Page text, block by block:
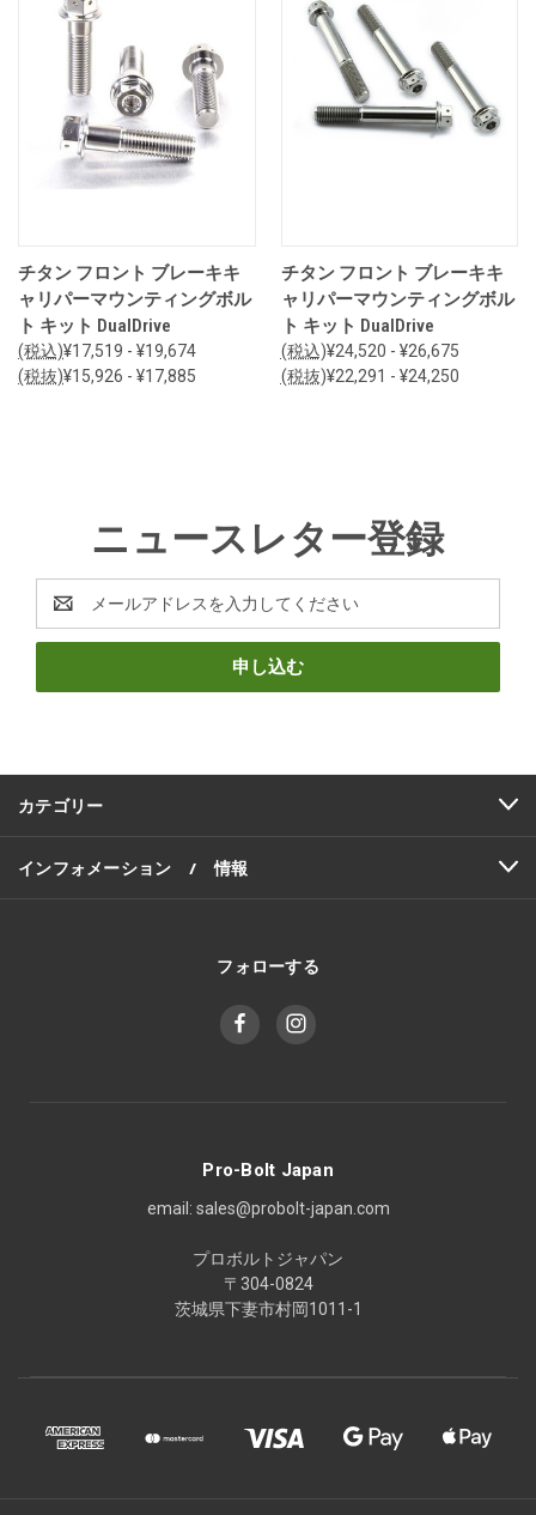
チタン フロント ブレーキキ
ャリパーマウンティングボル
ト キット DualDrive
¥17,519 - ¥19,674
(税込)
¥15,926 - ¥17,885
(税抜)
チタン フロント ブレーキキ
ャリパーマウンティングボル
ト キット DualDrive
¥24,520 - ¥26,675
(税込)
¥22,291 - ¥24,250
(税抜)
ニュースレター登録
ー
ア
カテゴリー
インフォメーション / 情報
フォローする
Pro-Bolt Japan
email: sales@probolt-japan.com
プロボルトジャパン
〒304-0824
茨城県下妻市村岡1011-1